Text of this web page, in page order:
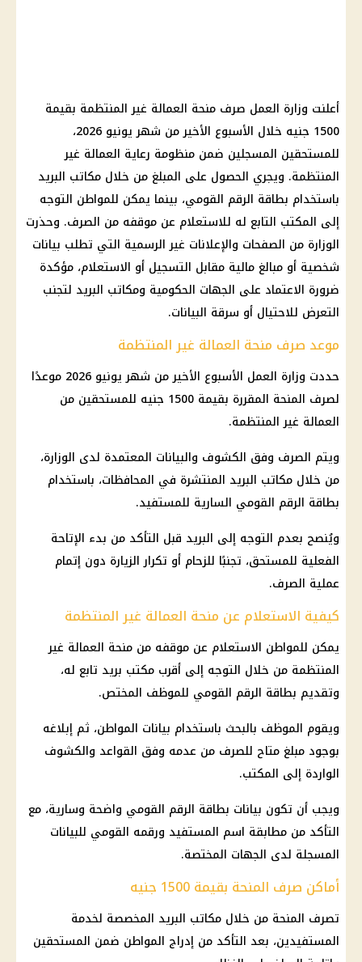
أعلنت وزارة العمل صرف منحة العمالة غير المنتظمة بقيمة
1500 جنيه خلال الأسبوع الأخير من شهر يونيو 2026،
للمستحقين المسجلين ضمن منظومة رعاية العمالة غير
المنتظمة. ويجري الحصول على المبلغ من خلال مكاتب البريد
باستخدام بطاقة الرقم القومي، بينما يمكن للمواطن التوجه
إلى المكتب التابع له للاستعلام عن موقفه من الصرف. وحذرت
الوزارة من الصفحات والإعلانات غير الرسمية التي تطلب بيانات
شخصية أو مبالغ مالية مقابل التسجيل أو الاستعلام، مؤكدة
ضرورة الاعتماد على الجهات الحكومية ومكاتب البريد لتجنب
التعرض للاحتيال أو سرقة البيانات.
موعد صرف منحة العمالة غير المنتظمة
حددت وزارة العمل الأسبوع الأخير من شهر يونيو 2026 موعدًا
لصرف المنحة المقررة بقيمة 1500 جنيه للمستحقين من
العمالة غير المنتظمة.
ويتم الصرف وفق الكشوف والبيانات المعتمدة لدى الوزارة،
من خلال مكاتب البريد المنتشرة في المحافظات، باستخدام
بطاقة الرقم القومي السارية للمستفيد.
ويُنصح بعدم التوجه إلى البريد قبل التأكد من بدء الإتاحة
الفعلية للمستحق، تجنبًا للزحام أو تكرار الزيارة دون إتمام
عملية الصرف.
كيفية الاستعلام عن منحة العمالة غير المنتظمة
يمكن للمواطن الاستعلام عن موقفه من منحة العمالة غير
المنتظمة من خلال التوجه إلى أقرب مكتب بريد تابع له،
وتقديم بطاقة الرقم القومي للموظف المختص.
ويقوم الموظف بالبحث باستخدام بيانات المواطن، ثم إبلاغه
بوجود مبلغ متاح للصرف من عدمه وفق القواعد والكشوف
الواردة إلى المكتب.
ويجب أن تكون بيانات بطاقة الرقم القومي واضحة وسارية، مع
التأكد من مطابقة اسم المستفيد ورقمه القومي للبيانات
المسجلة لدى الجهات المختصة.
أماكن صرف المنحة بقيمة 1500 جنيه
تصرف المنحة من خلال مكاتب البريد المخصصة لخدمة
المستفيدين، بعد التأكد من إدراج المواطن ضمن المستحقين